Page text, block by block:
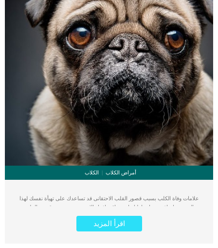
أمراض الكلاب الكلاب
علامات وفاة الكلب بسبب قصور القلب الاحتقانى قد تساعدك على تهيأة نفسك لهذا
الحدث, واتخاذ جميع احتياطتك انت وباقى افراد الاسرة. يعتبر مرض قصور القلب
الاحتقانى من اخطر الحالات المرضية التى يمكن ان يتعرض لها جميع الكائنات الحية بما فى
ذلك الكلاب والقطط. كما ان القلب يعتبر عضوا رئيسيا فى جسم الكلاب, واى قصور به
اقرأ المزيد